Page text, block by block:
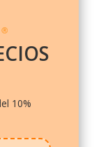
en
RESTO
que es
cuerpo, con
10%